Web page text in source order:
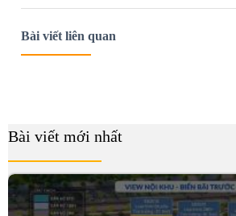
Bài viết liên quan
Bài viết mới nhất